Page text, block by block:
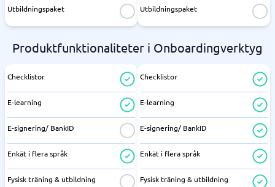
Utbildningspaket Utbildningspaket
Produktfunktionaliteter i Onboardingverktyg
Checklistor
E-learning
E-signering/ BankID
Enkät i flera språk
Fysisk träning & utbildning
Checklistor
E-learning
E-signering/ BankID
Enkät i flera språk
Fysisk träning & utbildning